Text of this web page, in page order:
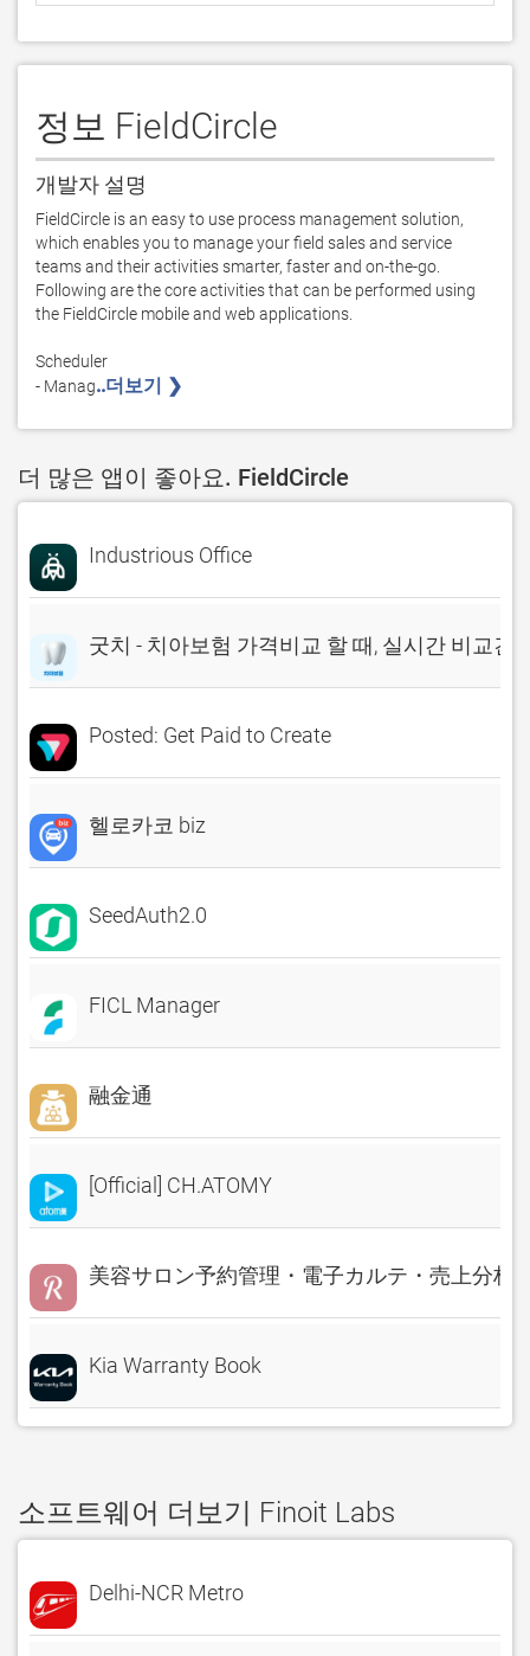
정보 FieldCircle
개발자 설명
FieldCircle is an easy to use process management solution,
which enables you to manage your field sales and service
teams and their activities smarter, faster and on-the-go.
Following are the core activities that can be performed using
the FieldCircle mobile and web applications.
Scheduler
- Manag..더보기 ❯
더 많은 앱이 좋아요. FieldCircle
Industrious Office
굿치 - 치아보험 가격비교 할 때, 실시간 비교견
Posted: Get Paid to Create
헬로카코 biz
SeedAuth2.0
FICL Manager
融金通
[Official] CH.ATOMY
美容サロン予約管理・電子カルテ・売上分析
Kia Warranty Book
소프트웨어 더보기 Finoit Labs
Delhi-NCR Metro